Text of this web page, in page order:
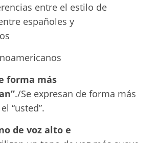
entre el estilo de
españoles y
forma más
./Se expresan de forma más
“usted”.
de voz alto e